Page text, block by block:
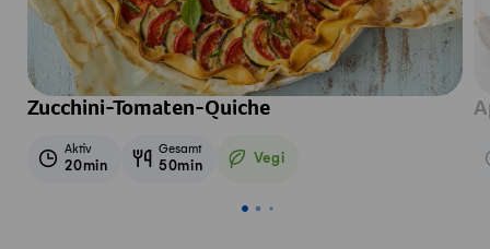
Zucchini-Tomaten-Quiche
Aktiv
20min
Gesamt
50min Vegi
Vegetarisch